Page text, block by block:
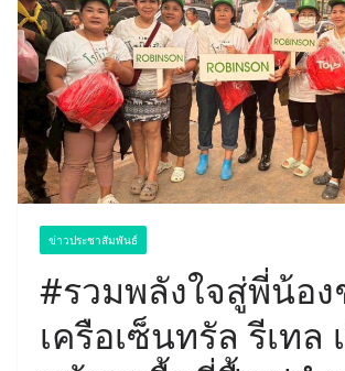
ข่าวประชาสัมพันธ์
#รวมพลังใจสู่พี่น้อง
เครือเซ็นทรัล รีเทล